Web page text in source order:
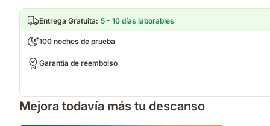
Entrega Gratuita: 5 - 10 días laborables
100 noches de prueba
Garantía de reembolso
Mejora todavía más tu descanso